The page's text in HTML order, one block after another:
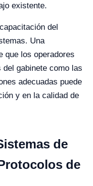
existente.
del
Una
que los operadores
gabinete como las
adecuadas puede
y en la calidad de
de
de